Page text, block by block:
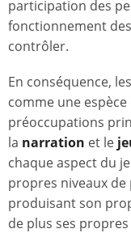
participation des
fonctionnement
contrôler.
En conséquence,
comme une
préoccupations
la narration et le
chaque aspect du
propres niveaux
produisant son
de plus ses